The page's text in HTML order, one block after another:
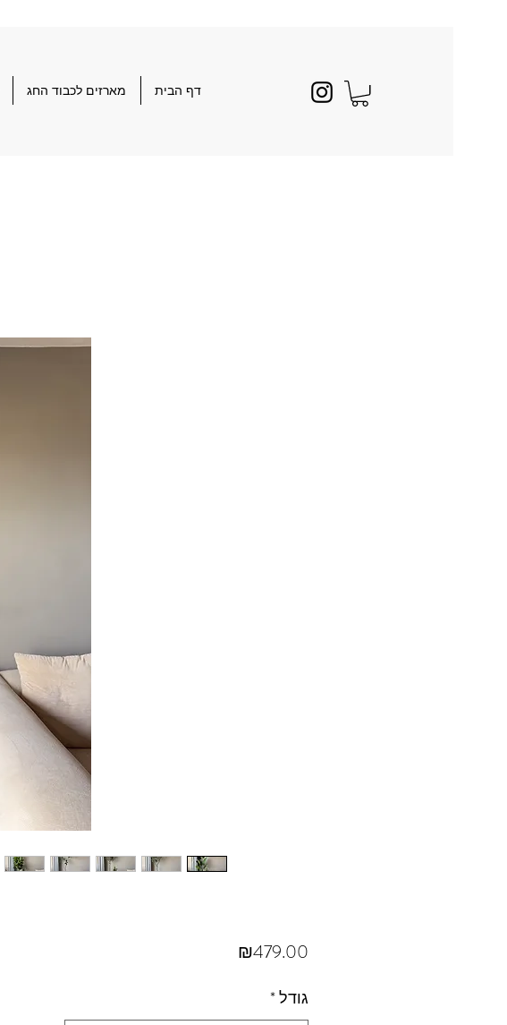
דף הבית מארזים לכבוד החג
₪479.00
גודל*